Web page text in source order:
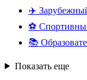
✈️
⚽
📚
Показать еще